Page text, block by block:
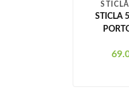
STICLA